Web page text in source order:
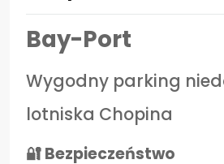
Bay-Port
Wygodny parking
lotniska Chopina
🔐 Bezpieczeństwo